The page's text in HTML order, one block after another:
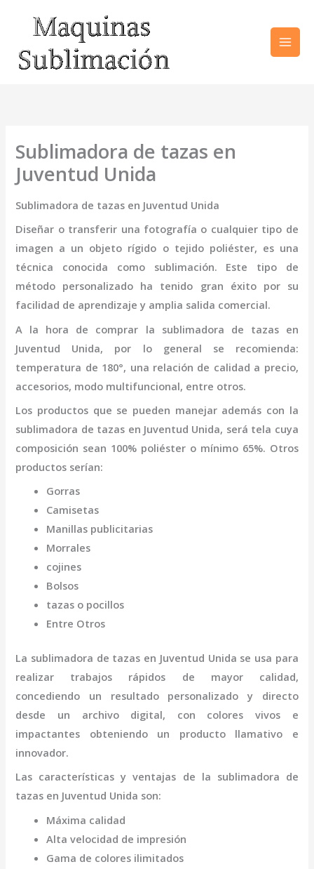
contenido
Sublimadora de tazas en
Juventud Unida
Sublimadora de tazas en Juventud Unida
Diseñar o transferir una fotografía o cualquier tipo de
imagen a un objeto rígido o tejido poliéster, es una
técnica conocida como sublimación. Este tipo de
método personalizado ha tenido gran éxito por su
facilidad de aprendizaje y amplia salida comercial.
A la hora de comprar la sublimadora de tazasen
Juventud Unida, por lo general se recomienda:
temperatura de 180°, una relación de calidad a precio,
accesorios, modo multifuncional, entre otros.
Los productos que se pueden manejar además con la
sublimadora de tazas en Juventud Unida, será tela cuya
composición sean 100% poliéster o mínimo 65%. Otros
productos serían:
Gorras
Camisetas
Manillas publicitarias
Morrales
cojines
Bolsos
tazas o pocillos
Entre Otros
La sublimadora de tazas en Juventud Unida se usa para
realizar trabajos rápidos de mayor calidad,
concediendo un resultado personalizado y directo
desde un archivo digital, con colores vivos e
impactantes obteniendo un producto llamativo e
innovador.
Las características y ventajas de la sublimadora de
tazas en Juventud Unida son:
Máxima calidad
Alta velocidad de impresión
Gama de colores ilimitados